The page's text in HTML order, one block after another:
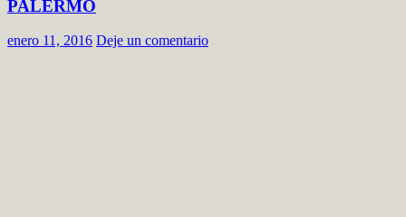
PALERMO
enero 11, 2016 Deje un comentario